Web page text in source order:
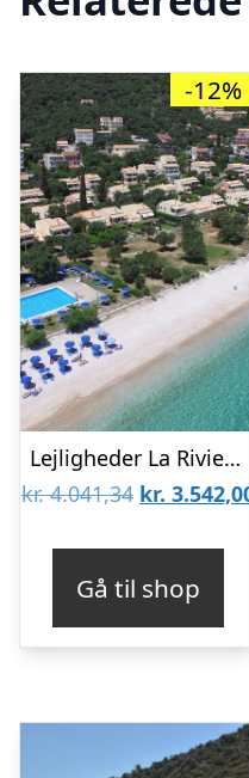
-12%
Lejligheder La Riviera Barbati
kr.4.041,34 Den
var:
kr.
kr.
Gå til shop